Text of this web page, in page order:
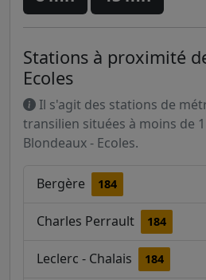
Stations à proximité
Ecoles
Il s'agit des stations de
transilien situées à moins de
Blondeaux - Ecoles.
Bergère 184
Charles Perrault 184
Leclerc - Chalais 184